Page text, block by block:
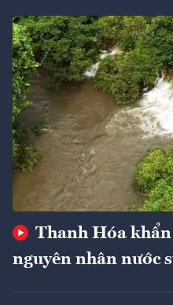
Thanh Hóa
nguyên nhân nước